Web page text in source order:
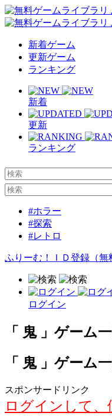
新着ゲーム
更新ゲーム
ランキング
新着
更新
ランキング
#ホラー
#探索
#レトロ
ふりーむ！ＩＤ登録（無
ログイン
「 鬼 」ゲーム
「 鬼 」ゲーム
スポンサードリンク
ログインして